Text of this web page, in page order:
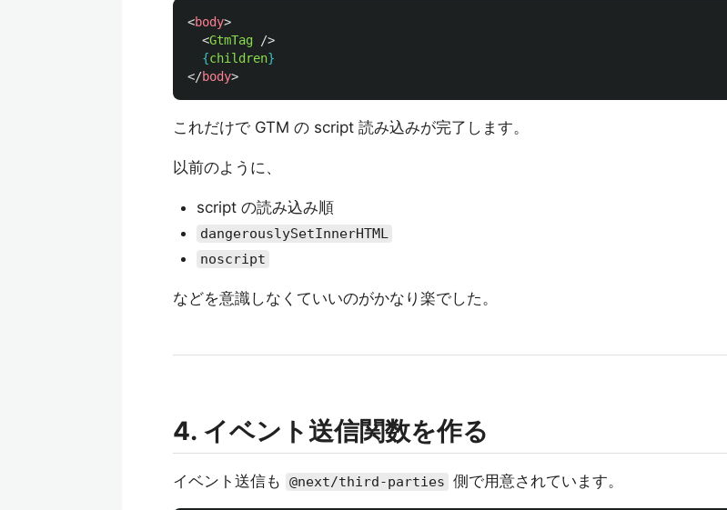
<body>
<GtmTag
/>
{children}
</body>
これだけで GTM の script 読み込みが完了します。
以前のように、
script の読み込み順
dangerouslySetInnerHTML
noscript
などを意識しなくていいのがかなり楽でした。
4. イベント送信関数を作る
イベント送信も @next/third-parties 側で用意されています。